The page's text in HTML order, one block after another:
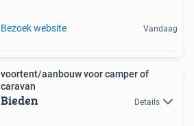
Bezoek website Vandaag
voortent/aanbouw voor camper of
caravan
Bieden Details